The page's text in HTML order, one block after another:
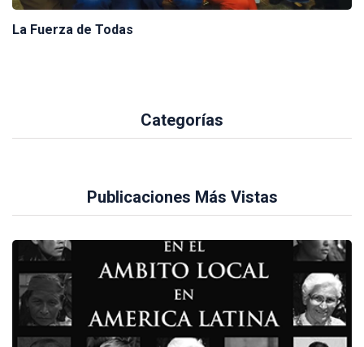
La Fuerza de Todas
Categorías
Publicaciones Más Vistas